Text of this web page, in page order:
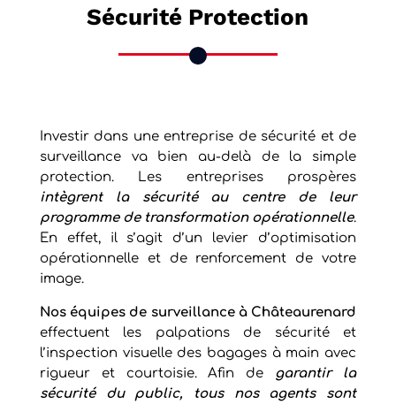
Sécurité Protection
Investir dans une entreprise de sécurité et de
surveillance va bien au-delà de la simple
protection. Les entreprises prospères
intègrent la sécurité au centre de leur
programme de transformation opérationnelle.
En effet, il s’agit d’un levier d’optimisation
opérationnelle et de renforcement de votre
image.
Nos équipes de surveillance à Châteaurenard
effectuent les palpations de sécurité et
l’inspection visuelle des bagages à main avec
rigueur et courtoisie. Afin de garantir la
sécurité du public, tous nos agents sont